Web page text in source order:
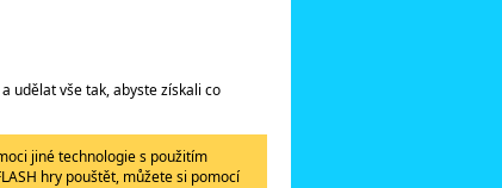
udělat vše tak, abyste získali co
jiné technologie s použitím
hry pouštět, můžete si pomocí